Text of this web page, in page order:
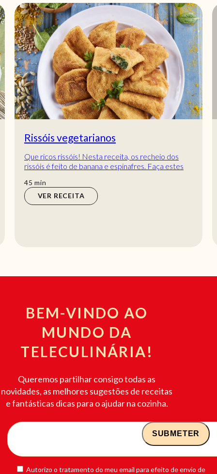
Rissóis vegetarianos
Que ricos rissóis! Nesta receita, os recheio dos
rissóis é feito de banana e espinafres. Faça estes
45 min
min
VER RECEITA
BEM-VINDO AO
MUNDO DA
TELECULINÁRIA!
Queremos partilhar consigo todas as
novidades, as melhores sugestões de receitas
e fantásticas dicas para o ajudar na cozinha.
Autorizo o tratamento do meu email para efeito de envio de